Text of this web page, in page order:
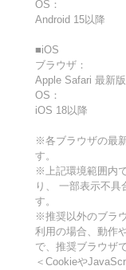
OS：
Android 15以降
■iOS
ブラウザ：
Apple Safari 最新版
OS：
iOS 18以降
※各ブラウザの最
す。
※上記環境範囲内
り、 一部表示不具
す。
※推奨以外のブラ
利用の場合、動作
で、推奨ブラウザ
＜Cookieや